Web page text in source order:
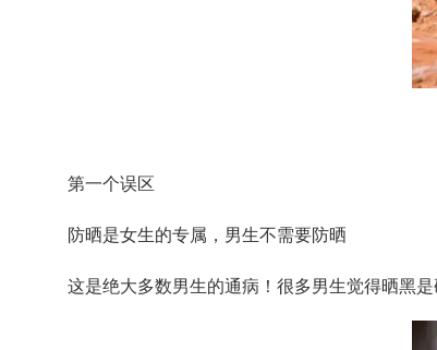
第一个误区
防晒是女生的专属，男生不需要防晒
这是绝大多数男生的通病！很多男生觉得晒黑